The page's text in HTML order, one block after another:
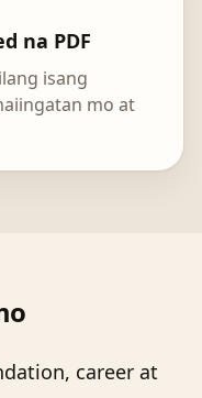
na PDF
isang
mo at
career at